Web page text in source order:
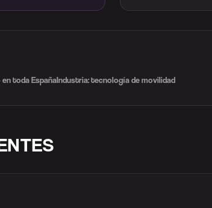
toda EspañaIndustria: tecnología de movilidad